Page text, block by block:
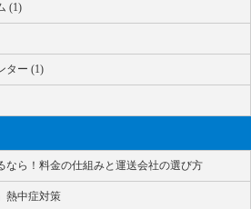
(1)
ー (1)
なら！料金の仕組みと運送会社の選び方
熱中症対策